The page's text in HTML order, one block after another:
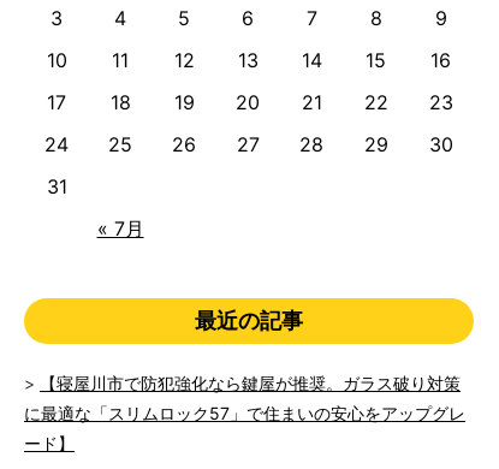
« 7月
3
4 5 6 7 8
9
10
11 12 13 14 15
16
17
18 19 20 21 22
23
24
25 26 27 28 29
30
31
最近の記事
【寝屋川市で防犯強化なら鍵屋が推奨。ガラス破り対策
に最適な「スリムロック57」で住まいの安心をアップグレ
ード】